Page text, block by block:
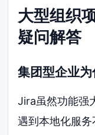
大型组织
疑问解答
集团型企业
Jira虽然功能强
遇到本地化服